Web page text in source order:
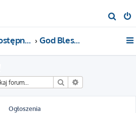
z
Dostępne kategorie God Bless America!
Szukaj
Ogłoszenia